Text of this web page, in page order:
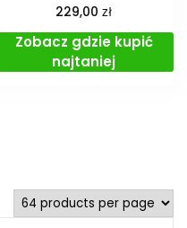
229,00zł
Zobacz gdzie kupić
najtaniej